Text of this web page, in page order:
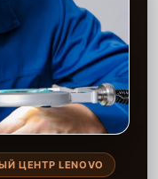
ЦЕНТР LENOVO